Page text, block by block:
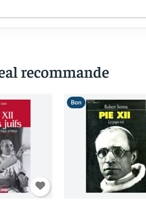
recommande
Bon